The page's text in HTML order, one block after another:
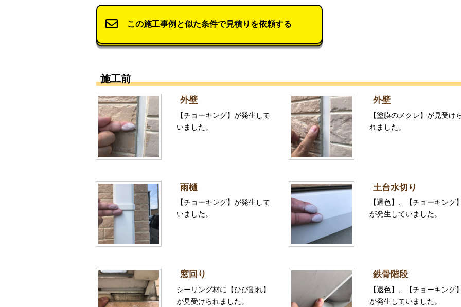
この施工事例と似た条件で見積りを依頼する
施工前
外壁
【チョーキング】が発生して
いました。
外壁
【塗膜のメクレ】が見受け
れました。
雨樋
【チョーキング】が発生して
いました。
土台水切り
【退色】、【チョーキング
が発生していました。
窓回り
シーリング材に【ひび割れ】
が見受けられました。
鉄骨階段
【退色】、【チョーキング
が発生していました。